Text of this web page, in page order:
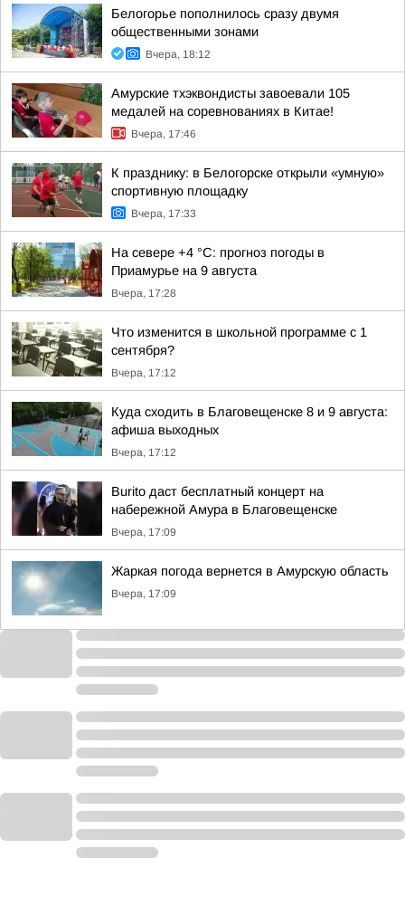
Белогорье пополнилось сразу двумя
общественными зонами
Вчера, 18:12
Амурские тхэквондисты завоевали 105
медалей на соревнованиях в Китае!
Вчера, 17:46
К празднику: в Белогорске открыли «умную»
спортивную площадку
Вчера, 17:33
На севере +4 °С: прогноз погоды в
Приамурье на 9 августа
Вчера, 17:28
Что изменится в школьной программе с 1
сентября?
Вчера, 17:12
Куда сходить в Благовещенске 8 и 9 августа:
афиша выходных
Вчера, 17:12
Burito даст бесплатный концерт на
набережной Амура в Благовещенске
Вчера, 17:09
Жаркая погода вернется в Амурскую область
Вчера, 17:09